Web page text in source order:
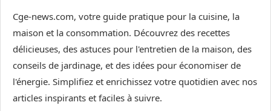
Cge-news.com, votre guide pratique pour la cuisine, la
maison et la consommation. Découvrez des recettes
délicieuses, des astuces pour l'entretien de la maison, des
conseils de jardinage, et des idées pour économiser de
l'énergie. Simplifiez et enrichissez votre quotidien avec nos
articles inspirants et faciles à suivre.